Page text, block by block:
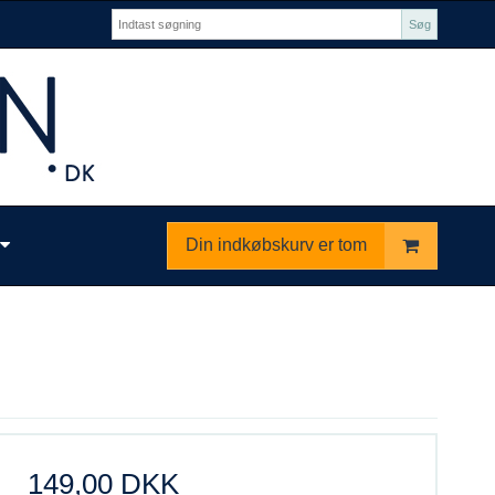
Søg
Din indkøbskurv er tom
149,00 DKK